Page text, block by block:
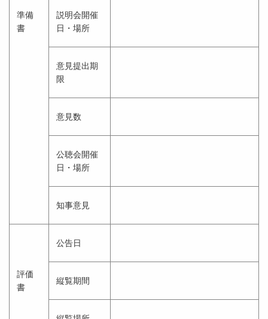
準備
書
説明会開催
日・場所
意見提出期
限
意見数
公聴会開催
日・場所
知事意見
評価
書
公告日
縦覧期間